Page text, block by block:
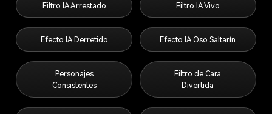
Filtro IA Arrestado Filtro IA Vivo
Efecto IA Derretido Efecto IA Oso Saltarín
Personajes
Consistentes
Filtro de Cara
Divertida